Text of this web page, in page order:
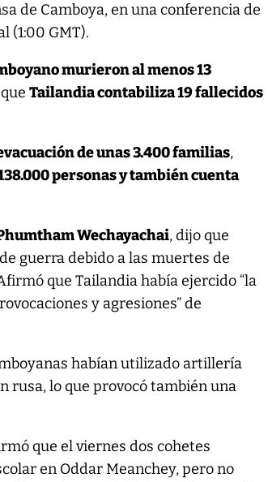
de Camboya, en una conferencia de
(1:00 GMT).
murieron al menos 13
queTailandia contabiliza 19 fallecidos
de unas 3.400 familias,
personas y también cuenta
Wechayachai, dijo que
guerra debido a las muertes de
que Tailandia había ejercido “la
y agresiones” de
habían utilizado artillería
rusa, lo que provocó también una
que el viernes dos cohetes
en Oddar Meanchey, pero no